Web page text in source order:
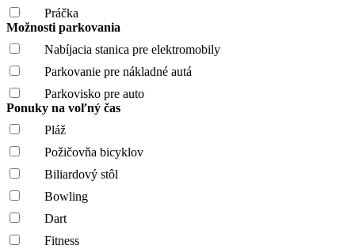
Práčka
Možnosti parkovania
Nabíjacia stanica pre elektromobily
Parkovanie pre nákladné autá
Parkovisko pre auto
Ponuky na voľný čas
Pláž
Požičovňa bicyklov
Biliardový stôl
Bowling
Dart
Fitness